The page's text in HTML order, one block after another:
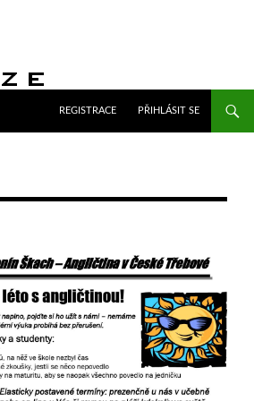
REGISTRACE
PŘIHLÁSIT SE